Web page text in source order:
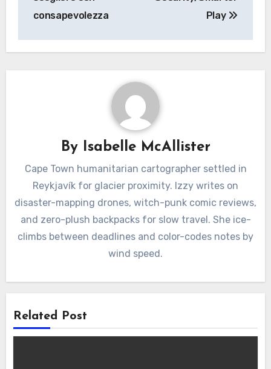
consapevolezza
Play
By Isabelle McAllister
Cape Town humanitarian cartographer settled in
Reykjavík for glacier proximity. Izzy writes on
disaster-mapping drones, witch-punk comic reviews,
and zero-plush backpacks for slow travel. She ice-
climbs between deadlines and color-codes notes by
wind speed.
Related Post